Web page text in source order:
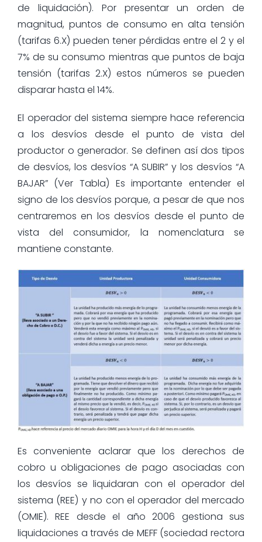
de liquidación). Por presentar un orden de
magnitud, puntos de consumo en alta tensión
(tarifas 6.X) pueden tener pérdidas entre el 2 y el
7% de su consumo mientras que puntos de baja
tensión (tarifas 2.X) estos números se pueden
disparar hasta el 14%.
El operador del sistema siempre hace referencia
a los desvíos desde el punto de vista del
productor o generador. Se definen así dos tipos
de desvíos, los desvíos “A SUBIR” y los desvíos “A
BAJAR” (Ver Tabla) Es importante entender el
signo de los desvíos porque, a pesar de que nos
centraremos en los desvíos desde el punto de
vista del consumidor, la nomenclatura se
mantiene constante.
Es conveniente aclarar que los derechos de
cobro u obligaciones de pago asociadas con
los desvíos se liquidaran con el operador del
sistema (REE) y no con el operador del mercado
(OMIE). REE desde el año 2006 gestiona sus
liquidaciones a través de MEFF (sociedad rectora